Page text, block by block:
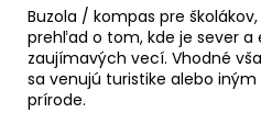
Buzola / kompas pre
prehľad o tom, kde je sever
zaujímavých vecí. Vhodné
sa venujú turistike alebo
prírode.